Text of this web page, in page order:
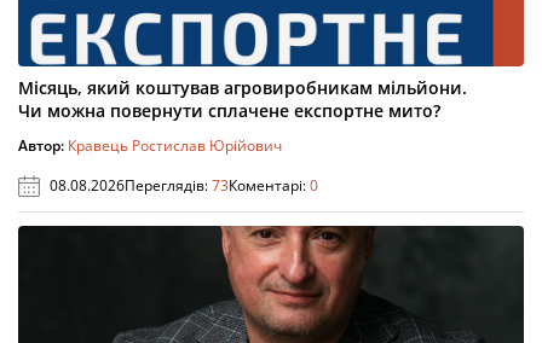
Місяць, який коштував агровиробникам мільйони.
Чи можна повернути сплачене експортне мито?
Автор: Кравець Ростислав Юрійович
08.08.2026Переглядів:73Коментарі:0